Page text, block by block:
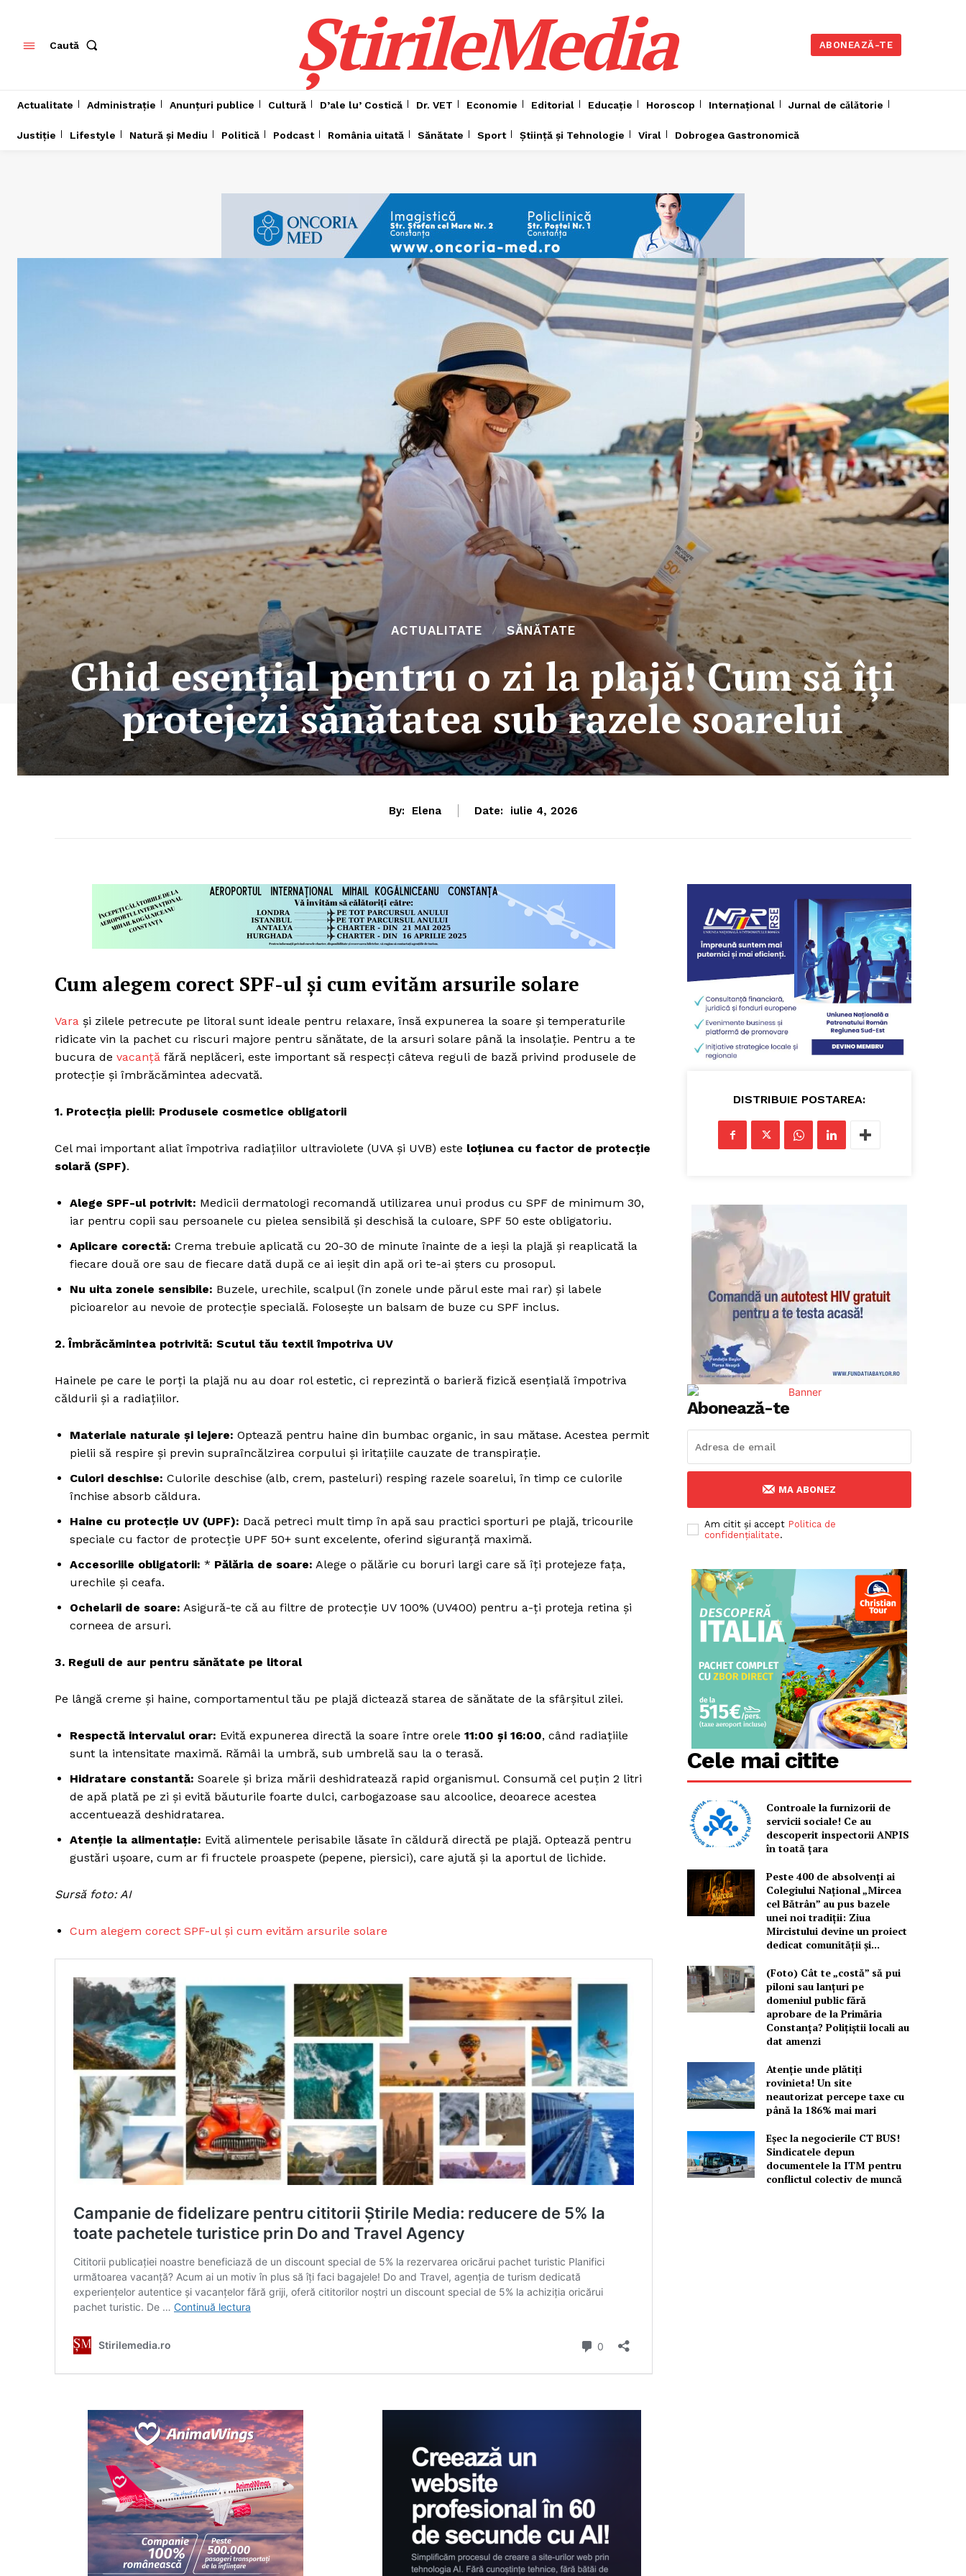
conținut exclusiv!
StirileMedia.ro
Despre noi
Fii reporter
Caută ȘtirileMedia ABONEAZĂ-TE
Actualitate Administrație Anunțuri publice Cultură D’ale lu’ Costică Dr. VET Economie Editorial Educație Horoscop Internațional Jurnal de cǎlǎtorie
Justiție Lifestyle Natură și Mediu Politică Podcast România uitată Sănătate Sport Știință și Tehnologie Viral Dobrogea Gastronomică
ACTUALITATE SĂNĂTATE
Ghid esențial pentru o zi la plajă! Cum să îți
protejezi sănătatea sub razele soarelui
By: Elena Date: iulie 4, 2026
Cum alegem corect SPF-ul și cum evităm arsurile solare
Vara și zilele petrecute pe litoral sunt ideale pentru relaxare, însă expunerea la soare și temperaturile
ridicate vin la pachet cu riscuri majore pentru sănătate, de la arsuri solare până la insolație. Pentru a te
bucura de vacanță fără neplăceri, este important să respecți câteva reguli de bază privind produsele de
protecție și îmbrăcămintea adecvată.
1. Protecția pielii: Produsele cosmetice obligatorii
Cel mai important aliat împotriva radiațiilor ultraviolete (UVA și UVB) este loțiunea cu factor de protecție
solară (SPF).
Alege SPF-ul potrivit: Medicii dermatologi recomandă utilizarea unui produs cu SPF de minimum 30,
iar pentru copii sau persoanele cu pielea sensibilă și deschisă la culoare, SPF 50 este obligatoriu.
Aplicare corectă: Crema trebuie aplicată cu 20-30 de minute înainte de a ieși la plajă și reaplicată la
fiecare două ore sau de fiecare dată după ce ai ieșit din apă ori te-ai șters cu prosopul.
Nu uita zonele sensibile: Buzele, urechile, scalpul (în zonele unde părul este mai rar) și labele
picioarelor au nevoie de protecție specială. Folosește un balsam de buze cu SPF inclus.
2. Îmbrăcămintea potrivită: Scutul tău textil împotriva UV
Hainele pe care le porți la plajă nu au doar rol estetic, ci reprezintă o barieră fizică esențială împotriva
căldurii și a radiațiilor.
Materiale naturale și lejere: Optează pentru haine din bumbac organic, in sau mătase. Acestea permit
pielii să respire și previn supraîncălzirea corpului și iritațiile cauzate de transpirație.
Culori deschise: Culorile deschise (alb, crem, pasteluri) resping razele soarelui, în timp ce culorile
închise absorb căldura.
Haine cu protecție UV (UPF): Dacă petreci mult timp în apă sau practici sporturi pe plajă, tricourile
speciale cu factor de protecție UPF 50+ sunt excelente, oferind siguranță maximă.
Accesoriile obligatorii: * Pălăria de soare: Alege o pălărie cu boruri largi care să îți protejeze fața,
urechile și ceafa.
Ochelarii de soare: Asigură-te că au filtre de protecție UV 100% (UV400) pentru a-ți proteja retina și
corneea de arsuri.
3. Reguli de aur pentru sănătate pe litoral
Pe lângă creme și haine, comportamentul tău pe plajă dictează starea de sănătate de la sfârșitul zilei.
Respectă intervalul orar: Evită expunerea directă la soare între orele 11:00 și 16:00, când radiațiile
sunt la intensitate maximă. Rămâi la umbră, sub umbrelă sau la o terasă.
Hidratare constantă: Soarele și briza mării deshidratează rapid organismul. Consumă cel puțin 2 litri
de apă plată pe zi și evită băuturile foarte dulci, carbogazoase sau alcoolice, deoarece acestea
accentuează deshidratarea.
Atenție la alimentație: Evită alimentele perisabile lăsate în căldură directă pe plajă. Optează pentru
gustări ușoare, cum ar fi fructele proaspete (pepene, piersici), care ajută și la aportul de lichide.
Sursă foto: AI
Cum alegem corect SPF-ul și cum evităm arsurile solare
DISTRIBUIE POSTAREA:
Abonează-te
MA ABONEZ
Am citit și accept Politica de
confidențialitate.
Cele mai citite
Controale la furnizorii de
servicii sociale! Ce au
descoperit inspectorii ANPIS
în toată țara
Peste 400 de absolvenți ai
Colegiului Național „Mircea
cel Bătrân” au pus bazele
unei noi tradiții: Ziua
Mircistului devine un proiect
dedicat comunității și...
(Foto) Cât te „costă” să pui
piloni sau lanțuri pe
domeniul public fără
aprobare de la Primăria
Constanța? Polițiștii locali au
dat amenzi
Atenție unde plătiți
rovinieta! Un site
neautorizat percepe taxe cu
până la 186% mai mari
Eșec la negocierile CT BUS!
Sindicatele depun
documentele la ITM pentru
conflictul colectiv de muncă